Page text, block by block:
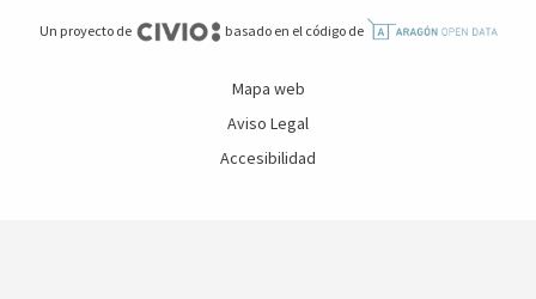
Un proyecto de basado en el código de
Mapa web
Aviso Legal
Accesibilidad